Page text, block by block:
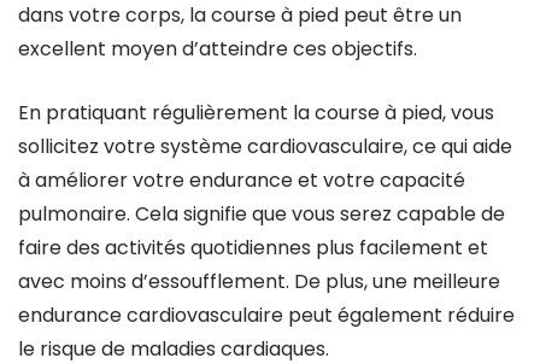
dans votre corps, la course à pied peut être un
excellent moyen d’atteindre ces objectifs.
En pratiquant régulièrement la course à pied, vous
sollicitez votre système cardiovasculaire, ce qui aide
à améliorer votre endurance et votre capacité
pulmonaire. Cela signifie que vous serez capable de
faire des activités quotidiennes plus facilement et
avec moins d’essoufflement. De plus, une meilleure
endurance cardiovasculaire peut également réduire
le risque de maladies cardiaques.